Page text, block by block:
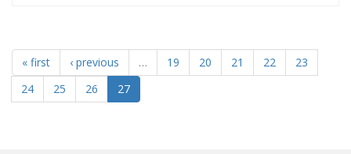
« first ‹ previous … 19 20 21 22
23
24
25 26 27